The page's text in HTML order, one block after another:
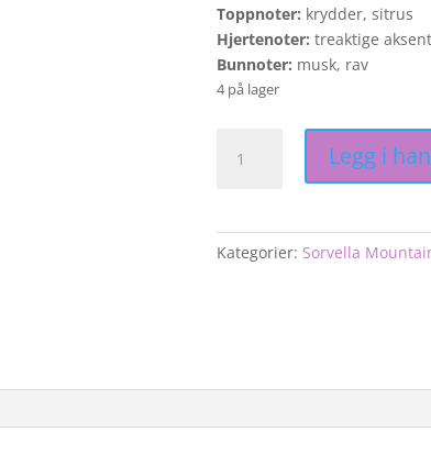
Toppnoter: krydder, sitrus
Hjertenoter: treaktige
Bunnoter: musk, rav
4 på lager
Mountain
Kolleksjonen
Whitney
antall
Legg i
Kategorier: Sorvella